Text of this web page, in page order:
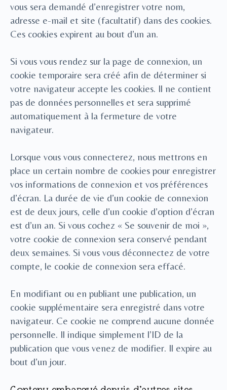
vous sera demandé d’enregistrer votre nom,
adresse e-mail et site (facultatif) dans des cookies.
Ces cookies expirent au bout d’un an.
Si vous vous rendez sur la page de connexion, un
cookie temporaire sera créé afin de déterminer si
votre navigateur accepte les cookies. Il ne contient
pas de données personnelles et sera supprimé
automatiquement à la fermeture de votre
navigateur.
Lorsque vous vous connecterez, nous mettrons en
place un certain nombre de cookies pour enregistrer
vos informations de connexion et vos préférences
d’écran. La durée de vie d’un cookie de connexion
est de deux jours, celle d’un cookie d’option d’écran
est d’un an. Si vous cochez « Se souvenir de moi »,
votre cookie de connexion sera conservé pendant
deux semaines. Si vous vous déconnectez de votre
compte, le cookie de connexion sera effacé.
En modifiant ou en publiant une publication, un
cookie supplémentaire sera enregistré dans votre
navigateur. Ce cookie ne comprend aucune donnée
personnelle. Il indique simplement l’ID de la
publication que vous venez de modifier. Il expire au
bout d’un jour.